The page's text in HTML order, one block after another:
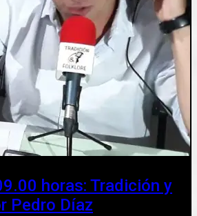
horas: Tradición y
Pedro Díaz